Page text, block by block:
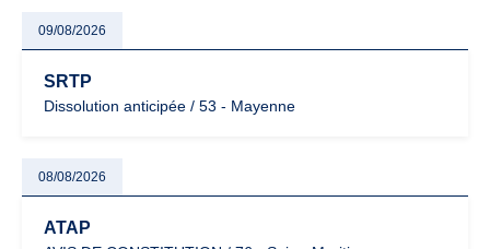
09/08/2026
SRTP
Dissolution anticipée / 53 - Mayenne
08/08/2026
ATAP